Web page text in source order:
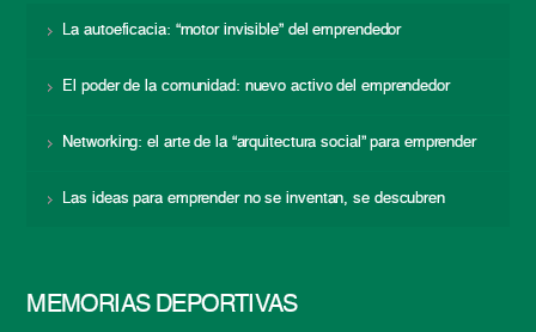
La autoeficacia: “motor invisible” del emprendedor
El poder de la comunidad: nuevo activo del emprendedor
Networking: el arte de la “arquitectura social” para emprender
Las ideas para emprender no se inventan, se descubren
MEMORIAS DEPORTIVAS